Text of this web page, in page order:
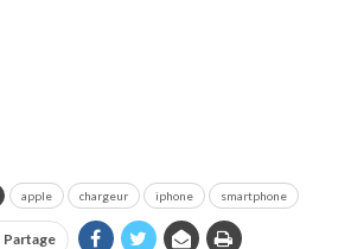
apple chargeur iphone smartphone
Partage